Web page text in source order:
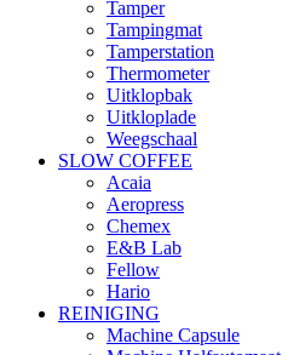
Tamper
Tampingmat
Tamperstation
Thermometer
Uitklopbak
Uitkloplade
Weegschaal
SLOW COFFEE
Acaia
Aeropress
Chemex
E&B Lab
Fellow
Hario
REINIGING
Machine Capsule